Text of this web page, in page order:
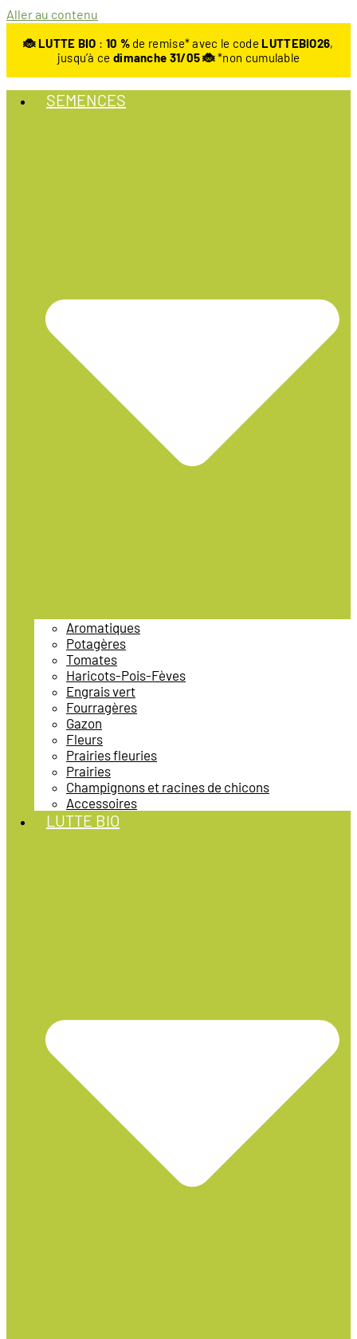
Aller au contenu
🐞 LUTTE BIO : 10 %de remise* avec le code LUTTEBIO26,
jusqu’à ce dimanche 31/05 🐞*non cumulable
SEMENCES
Aromatiques
Potagères
Tomates
Haricots-Pois-Fèves
Engrais vert
Fourragères
Gazon
Fleurs
Prairies fleuries
Prairies
Champignons et racines de chicons
Accessoires
LUTTE BIO